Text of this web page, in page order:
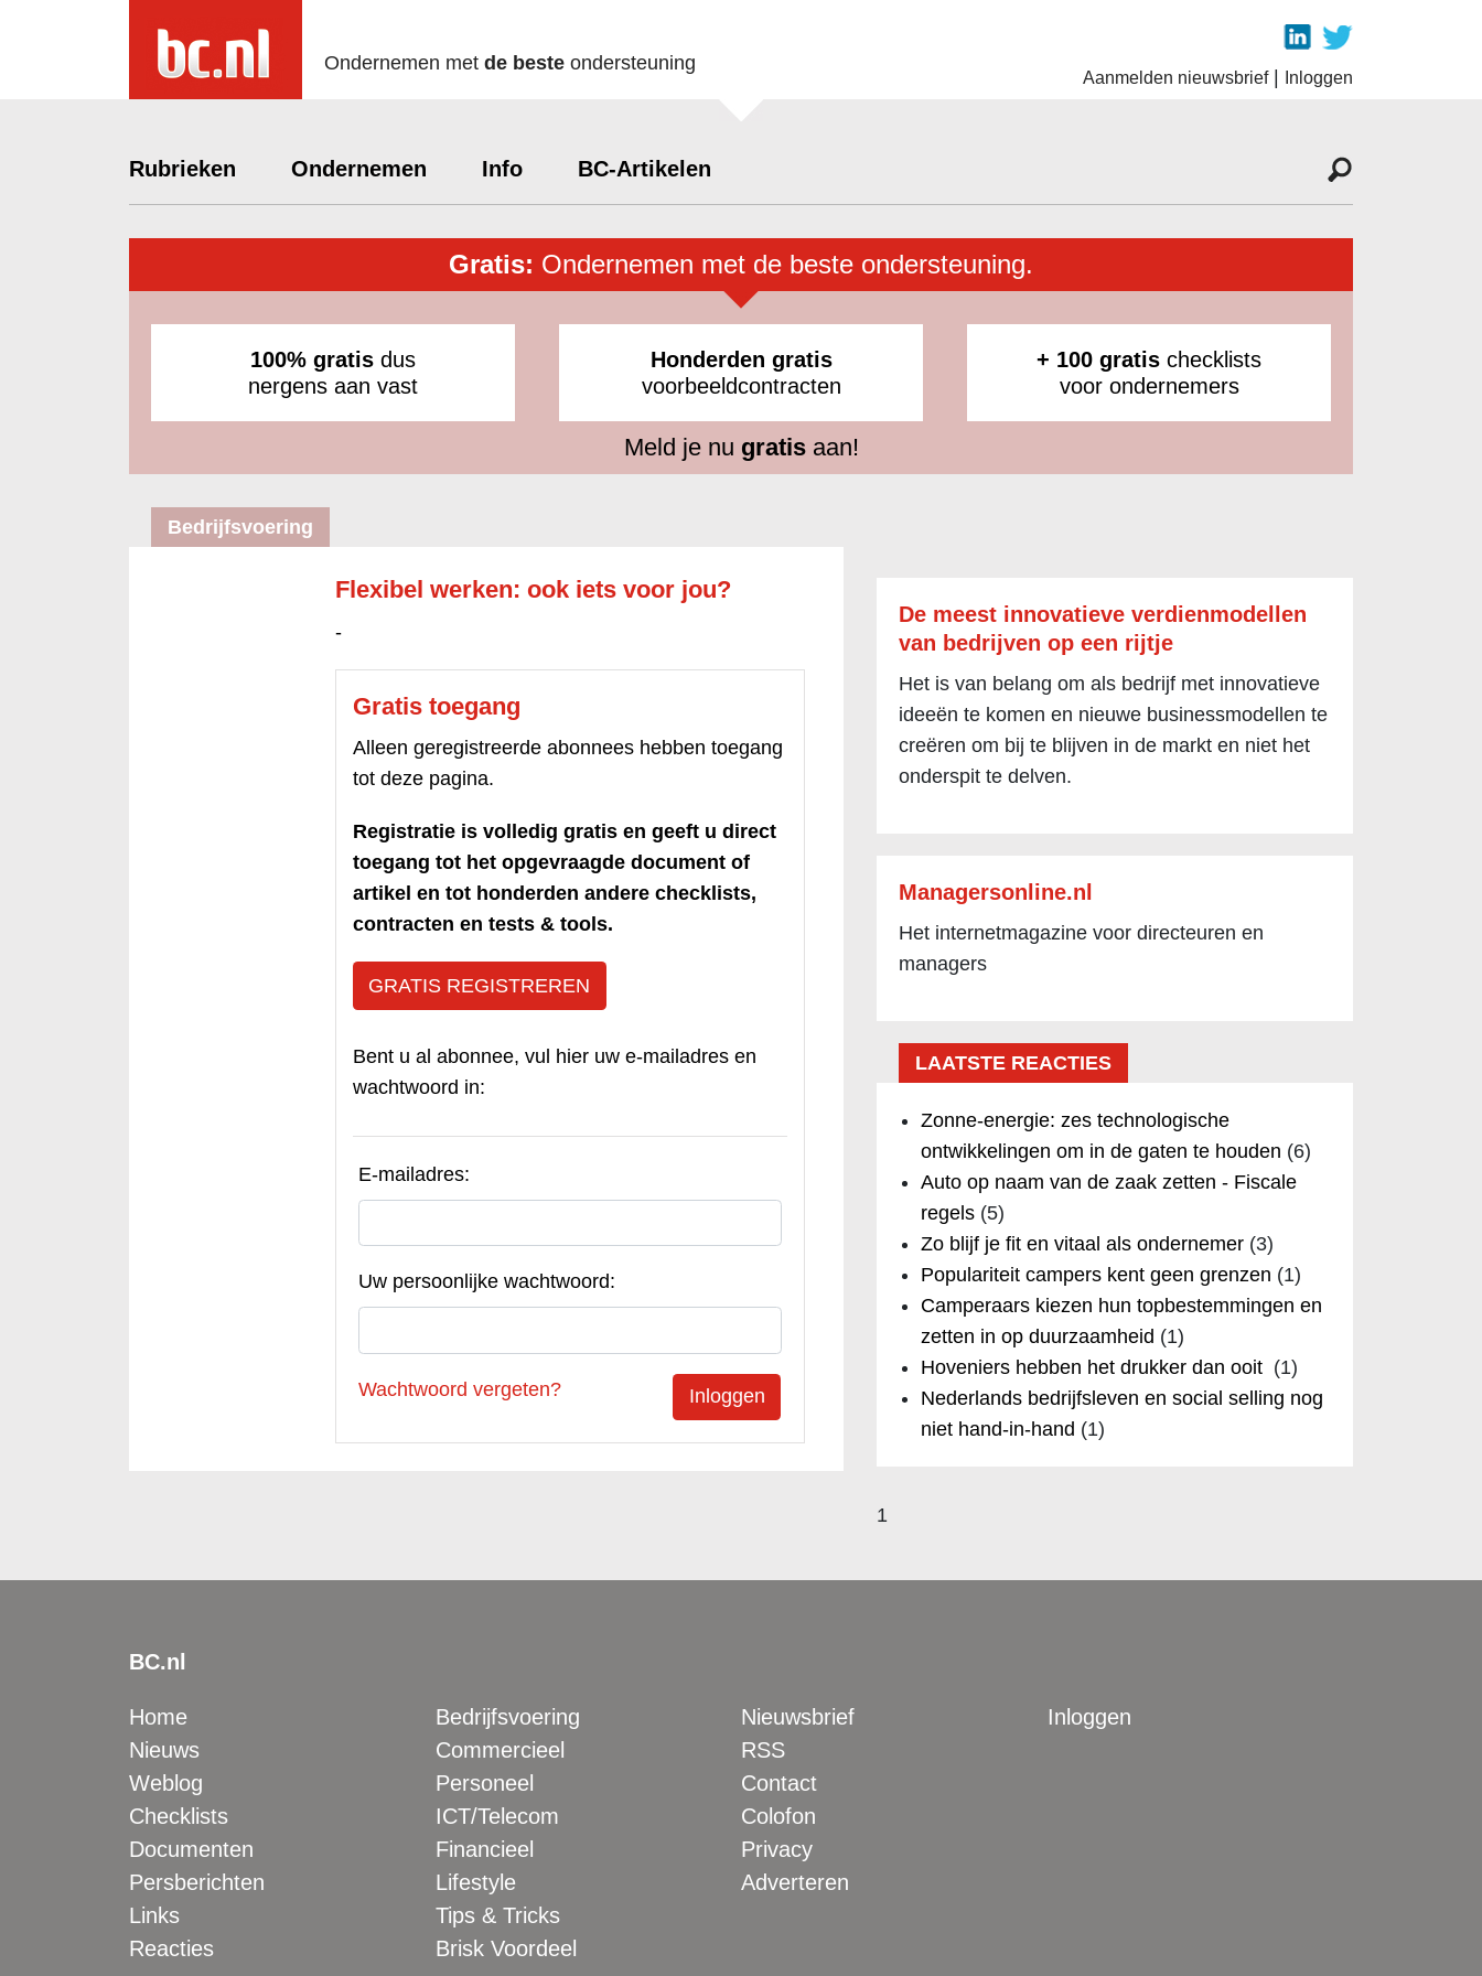
Ondernemen met de beste ondersteuning
Aanmelden nieuwsbrief| Inloggen
Rubrieken Ondernemen Info BC-Artikelen
Gratis: Ondernemen met de beste ondersteuning.
100% gratis dus
nergens aan vast
Honderden gratis
voorbeeldcontracten
+ 100 gratis checklists
voor ondernemers
Meld je nu gratisaan!
Bedrijfsvoering
Flexibel werken: ook iets voor jou?
-
Gratis toegang
Alleen geregistreerde abonnees hebben toegang
tot deze pagina.
Registratie is volledig gratis en geeft u direct
toegang tot het opgevraagde document of
artikel en tot honderden andere checklists,
contracten en tests & tools.
GRATIS REGISTREREN
Bent u al abonnee, vul hier uw e-mailadres en
wachtwoord in:
E-mailadres:
Uw persoonlijke wachtwoord:
Wachtwoord vergeten?
De meest innovatieve verdienmodellen
van bedrijven op een rijtje
Het is van belang om als bedrijf met innovatieve
ideeën te komen en nieuwe businessmodellen te
creëren om bij te blijven in de markt en niet het
onderspit te delven.
Managersonline.nl
Het internetmagazine voor directeuren en
managers
LAATSTE REACTIES
Zonne-energie: zes technologische
ontwikkelingen om in de gaten te houden (6)
Auto op naam van de zaak zetten - Fiscale
regels(5)
Zo blijf je fit en vitaal als ondernemer(3)
Populariteit campers kent geen grenzen (1)
Camperaars kiezen hun topbestemmingen en
zetten in op duurzaamheid (1)
Hoveniers hebben het drukker dan ooit (1)
Nederlands bedrijfsleven en social selling nog
niet hand-in-hand (1)
1
BC.nl
Home
Nieuws
Weblog
Checklists
Documenten
Persberichten
Links
Reacties
Bedrijfsvoering
Commercieel
Personeel
ICT/Telecom
Financieel
Lifestyle
Tips & Tricks
Brisk Voordeel
Nieuwsbrief
RSS
Contact
Colofon
Privacy
Adverteren
Inloggen